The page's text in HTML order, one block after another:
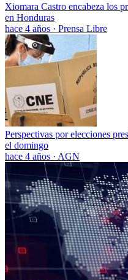
Xiomara Castro encabeza los
en Honduras
hace 4 años · Prensa Libre
Perspectivas por elecciones
el domingo
hace 4 años · AGN